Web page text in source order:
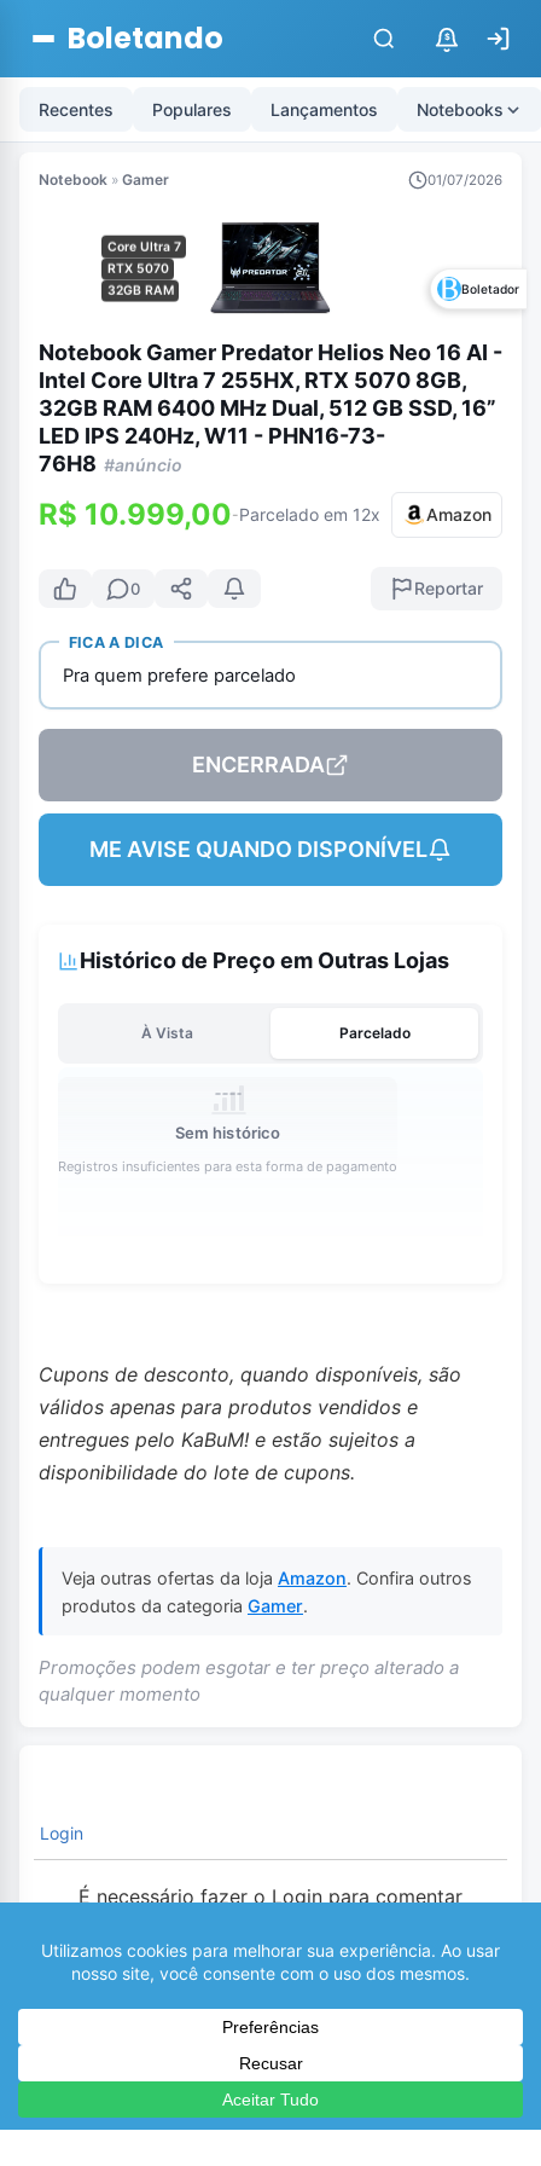
Boletando $
Recentes Populares Lançamentos Notebooks
Notebook » Gamer 01/07/2026
Core Ultra 7
RTX 5070
32GB RAM
Boletador
Notebook Gamer Predator Helios Neo 16 AI -
Intel Core Ultra 7 255HX, RTX 5070 8GB,
32GB RAM 6400 MHz Dual, 512 GB SSD, 16”
LED IPS 240Hz, W11 - PHN16-73-
76H8 #anúncio
R$ 10.999,00-Parcelado em 12x Amazon
0 Reportar
FICA A DICA
Pra quem prefere parcelado
ENCERRADA
ME AVISE QUANDO DISPONÍVEL
Histórico de Preço em Outras Lojas
À Vista Parcelado
Sem histórico
Registros insuficientes para esta forma de pagamento
Cupons de desconto, quando disponíveis, são
válidos apenas para produtos vendidos e
entregues pelo KaBuM! e estão sujeitos a
disponibilidade do lote de cupons.
Veja outras ofertas da loja Amazon. Confira outros
produtos da categoria Gamer.
Promoções podem esgotar e ter preço alterado a
qualquer momento
Login
É necessário fazer o Login para comentar
COMENTÁRIOS